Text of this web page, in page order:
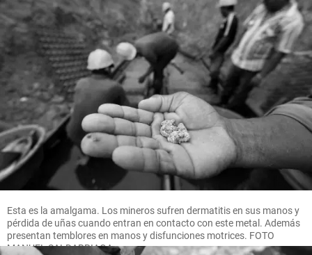
Esta es la amalgama. Los mineros sufren dermatitis en sus manos y
pérdida de uñas cuando entran en contacto con este metal. Además
presentan temblores en manos y disfunciones motrices. FOTO
MANUEL SALDARRIAGA